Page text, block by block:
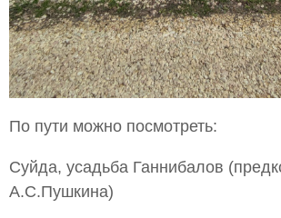
По пути можно посмотреть:
Суйда, усадьба Ганнибалов
А.С.Пушкина)